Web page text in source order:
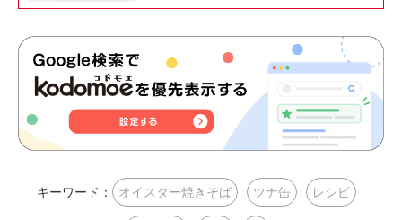
キーワード： オイスター焼きそば ツナ缶 レシピ